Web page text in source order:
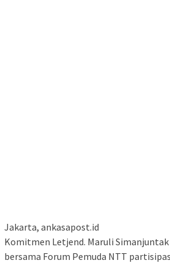
Jakarta, ankasapost.id
Komitmen Letjend. Maruli Simanjuntak
bersama Forum Pemuda NTT